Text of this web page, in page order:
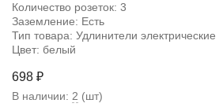
Количество розеток: 3
Заземление: Есть
Тип товара: Удлинители электрические
Цвет: белый
698 ₽
В наличии: 2 (шт)